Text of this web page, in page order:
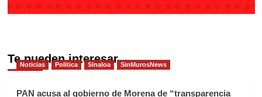
Te pueden interesar
Noticias Politica Sinaloa SinMurosNews
PAN acusa al gobierno de Morena de “transparencia